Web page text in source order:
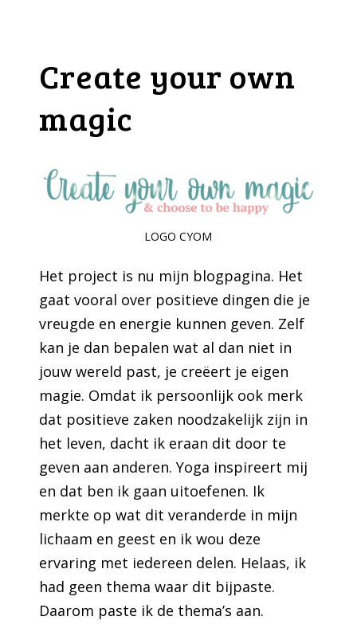
Create your own
magic
LOGO CYOM
Het project is nu mijn blogpagina. Het
gaat vooral over positieve dingen die je
vreugde en energie kunnen geven. Zelf
kan je dan bepalen wat al dan niet in
jouw wereld past, je creëert je eigen
magie. Omdat ik persoonlijk ook merk
dat positieve zaken noodzakelijk zijn in
het leven, dacht ik eraan dit door te
geven aan anderen. Yoga inspireert mij
en dat ben ik gaan uitoefenen. Ik
merkte op wat dit veranderde in mijn
lichaam en geest en ik wou deze
ervaring met iedereen delen. Helaas, ik
had geen thema waar dit bijpaste.
Daarom paste ik de thema’s aan.